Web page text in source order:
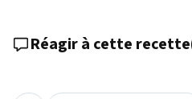
Réagir à cette recette